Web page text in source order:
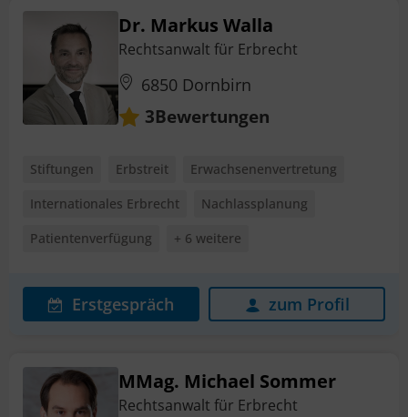
Dr. Markus Walla
Rechtsanwalt für Erbrecht
6850 Dornbirn
3Bewertungen
Stiftungen Erbstreit
Erwachsenenvertretung
Internationales Erbrecht
Nachlassplanung
Patientenverfügung
+ 6 weitere
Erstgespräch zum Profil
MMag. Michael Sommer
Rechtsanwalt für Erbrecht